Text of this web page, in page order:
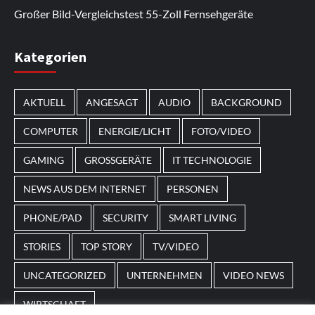
Großer Bild-Vergleichstest 55-Zoll Fernsehgeräte
Im Laufe des Jahres erscheinen thematische
Spielautomaten mit passenden Designs. Im Bereich
vonMagneticslotskönnen solche saisonalen Slots
beispielsweise an Feiertage oder besondere Events
angepasst sein.
Kategorien
AKTUELL ANGESAGT AUDIO BACKGROUND
COMPUTER ENERGIE/LICHT FOTO/VIDEO
GAMING GROSSGERÄTE IT TECHNOLOGIE
NEWS AUS DEM INTERNET PERSONEN
PHONE/PAD SECURITY SMART LIVING
STORIES TOP STORY TV/VIDEO
UNCATEGORIZED UNTERNEHMEN VIDEO NEWS
WIRTSCHAFT